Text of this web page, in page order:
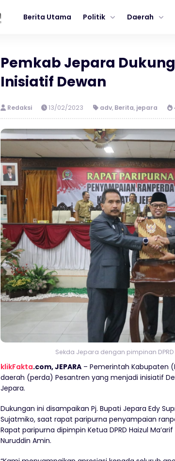
Berita Utama Politik Daerah
Pemkab Jepara
Inisiatif Dewan
Redaksi 13/02/2023 adv, Berita, jepara
Sekda Jepara dengan pimpinan
klikFakta.com, JEPARA – Pemerintah Kabupaten
daerah (perda) Pesantren yang menjadi inisiatif
Jepara.
Dukungan ini disampaikan Pj. Bupati Jepara Edy
Sujatmiko, saat rapat paripurna penyampaian
Rapat paripurna dipimpin Ketua DPRD Haizul
Nuruddin Amin.